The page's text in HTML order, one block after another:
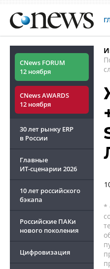
CNews FORUM
12 ноября
CNews AWARDS
12 ноября
30 лет рынку ERP
в России
Главные
ИТ-сценарии 2026
10 лет российского
бэкапа
Российские ПАКи
нового поколения
Цифровизация
*